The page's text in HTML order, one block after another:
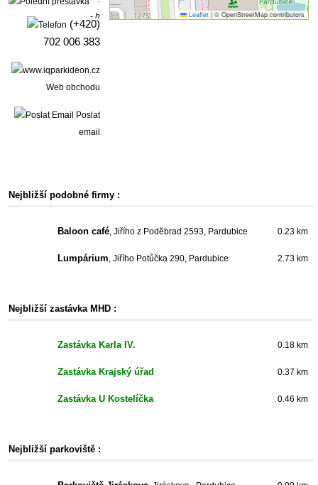
- h
(+420)
702 006 383
Web obchodu
Poslat
email
Leaflet |© OpenStreetMap contributors
Nejbližší podobné firmy :
Baloon café, Jiřího z Poděbrad 2593, Pardubice 0.23 km
Lumpárium, Jiřího Potůčka 290, Pardubice 2.73 km
Nejbližší zastávka MHD :
Zastávka Karla IV. 0.18 km
Zastávka Krajský úřad 0.37 km
Zastávka U Kostelíčka 0.46 km
Nejbližší parkoviště :